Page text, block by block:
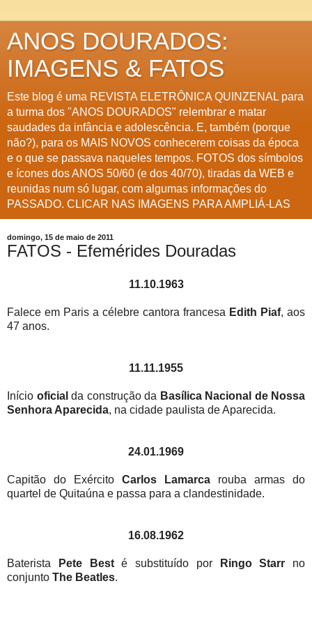
ANOS DOURADOS:
IMAGENS & FATOS
Este blog é uma REVISTA ELETRÔNICA QUINZENAL para
a turma dos "ANOS DOURADOS" relembrar e matar
saudades da infância e adolescência. E, também (porque
não?), para os MAIS NOVOS conhecerem coisas da época
e o que se passava naqueles tempos. FOTOS dos símbolos
e ícones dos ANOS 50/60 (e dos 40/70), tiradas da WEB e
reunidas num só lugar, com algumas informações do
PASSADO. CLICAR NAS IMAGENS PARA AMPLIÁ-LAS
domingo, 15 de maio de 2011
FATOS - Efemérides Douradas
11.10.1963
Falece em Paris a célebre cantora francesa Edith Piaf, aos
47 anos.
11.11.1955
Início oficial da construção da Basílica Nacional de Nossa
Senhora Aparecida, na cidade paulista de Aparecida.
24.01.1969
Capitão do Exército Carlos Lamarca rouba armas do
quartel de Quitaúna e passa para a clandestinidade.
16.08.1962
Baterista Pete Besté substituído por Ringo Starr no
conjunto The Beatles.